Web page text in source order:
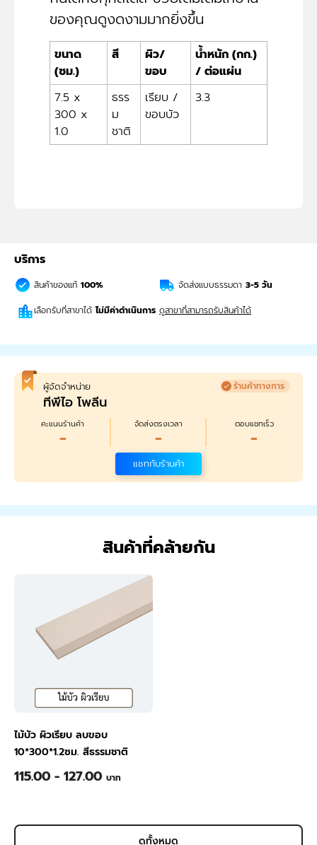
ของคุณดูงดงามมากยิ่งขึ้น
ขนาด
(ซม.)
สี
ผิว/
ขอบ
น้ำหนัก (กก.)
/ ต่อแผ่น
7.5 x
300 x
1.0
ธรร
ม
ชาติ
เรียบ /
ขอบบัว
3.3
บริการ
สินค้าของแท้ 100% จัดส่งแบบธรรมดา 3-5 วัน
เลือกรับที่สาขาได้ ไม่มีค่าดำเนินการ ดูสาขาที่สามารถรับสินค้าได้
ผู้จัดจำหน่าย ร้านค้าทางการ
ทีพีไอ โพลีน
คะแนนร้านค้า
-
จัดส่งตรงเวลา
-
ตอบแชทเร็ว
-
แชทกับร้านค้า
สินค้าที่คล้ายกัน
ไม้บัว ผิวเรียบ ลบขอบ
10*300*1.2ซม. สีธรรมชาติ
115.00 - 127.00 บาท
ดูทั้งหมด